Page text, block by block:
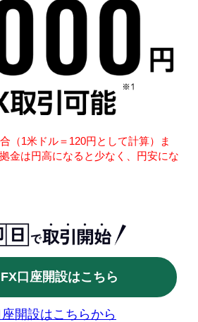
（1米ドル＝120円として計算）ま
金は円高になると少なく、円安にな
口座開設はこちら
開設はこちらから